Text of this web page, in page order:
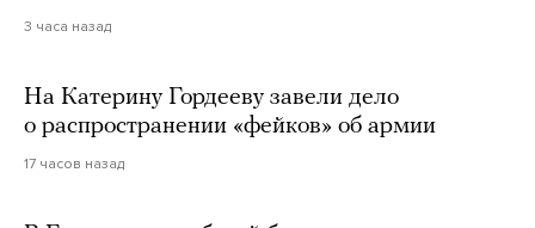
3 часа назад
На Катерину Гордееву завели дело
о распространении «фейков» об армии
17 часов назад